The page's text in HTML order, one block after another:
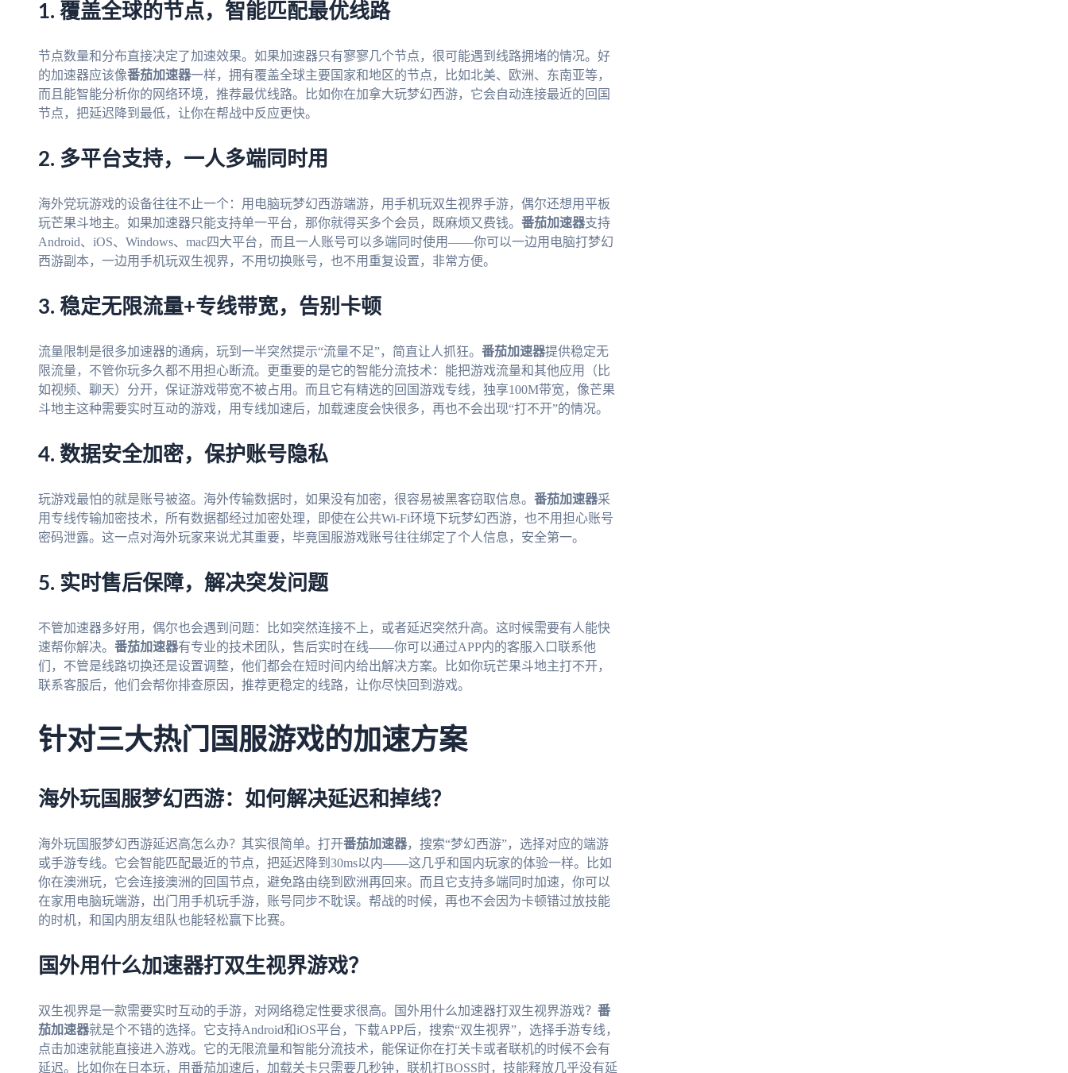
1. 覆盖全球的节点，智能匹配最优线路
节点数量和分布直接决定了加速效果。如果加速器只有寥寥几个节点，很可能遇到线路拥堵的情况。好
的加速器应该像番茄加速器一样，拥有覆盖全球主要国家和地区的节点，比如北美、欧洲、东南亚等，
而且能智能分析你的网络环境，推荐最优线路。比如你在加拿大玩梦幻西游，它会自动连接最近的回国
节点，把延迟降到最低，让你在帮战中反应更快。
2. 多平台支持，一人多端同时用
海外党玩游戏的设备往往不止一个：用电脑玩梦幻西游端游，用手机玩双生视界手游，偶尔还想用平板
玩芒果斗地主。如果加速器只能支持单一平台，那你就得买多个会员，既麻烦又费钱。 番茄加速器支持
Android、iOS、Windows、mac四大平台，而且一人账号可以多端同时使用——你可以一边用电脑打梦幻
西游副本，一边用手机玩双生视界，不用切换账号，也不用重复设置，非常方便。
3. 稳定无限流量+专线带宽，告别卡顿
流量限制是很多加速器的通病，玩到一半突然提示“流量不足”，简直让人抓狂。 番茄加速器提供稳定无
限流量，不管你玩多久都不用担心断流。更重要的是它的智能分流技术：能把游戏流量和其他应用（比
如视频、聊天）分开，保证游戏带宽不被占用。而且它有精选的回国游戏专线，独享100M带宽，像芒果
斗地主这种需要实时互动的游戏，用专线加速后，加载速度会快很多，再也不会出现“打不开”的情况。
4. 数据安全加密，保护账号隐私
玩游戏最怕的就是账号被盗。海外传输数据时，如果没有加密，很容易被黑客窃取信息。 番茄加速器采
用专线传输加密技术，所有数据都经过加密处理，即使在公共Wi-Fi环境下玩梦幻西游，也不用担心账号
密码泄露。这一点对海外玩家来说尤其重要，毕竟国服游戏账号往往绑定了个人信息，安全第一。
5. 实时售后保障，解决突发问题
不管加速器多好用，偶尔也会遇到问题：比如突然连接不上，或者延迟突然升高。这时候需要有人能快
速帮你解决。 番茄加速器有专业的技术团队，售后实时在线——你可以通过APP内的客服入口联系他
们，不管是线路切换还是设置调整，他们都会在短时间内给出解决方案。比如你玩芒果斗地主打不开，
联系客服后，他们会帮你排查原因，推荐更稳定的线路，让你尽快回到游戏。
针对三大热门国服游戏的加速方案
海外玩国服梦幻西游：如何解决延迟和掉线？
海外玩国服梦幻西游延迟高怎么办？其实很简单。打开番茄加速器，搜索“梦幻西游”，选择对应的端游
或手游专线。它会智能匹配最近的节点，把延迟降到30ms以内——这几乎和国内玩家的体验一样。比如
你在澳洲玩，它会连接澳洲的回国节点，避免路由绕到欧洲再回来。而且它支持多端同时加速，你可以
在家用电脑玩端游，出门用手机玩手游，账号同步不耽误。帮战的时候，再也不会因为卡顿错过放技能
的时机，和国内朋友组队也能轻松赢下比赛。
国外用什么加速器打双生视界游戏？
双生视界是一款需要实时互动的手游，对网络稳定性要求很高。国外用什么加速器打双生视界游戏？ 番
茄加速器就是个不错的选择。它支持Android和iOS平台，下载APP后，搜索“双生视界”，选择手游专线，
点击加速就能直接进入游戏。它的无限流量和智能分流技术，能保证你在打关卡或者联机的时候不会有
延迟。比如你在日本玩，用番茄加速后，加载关卡只需要几秒钟，联机打BOSS时，技能释放几乎没有延